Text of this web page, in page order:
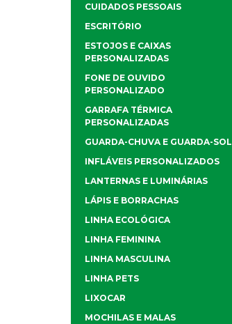
CUIDADOS PESSOAIS
ESCRITÓRIO
ESTOJOS E CAIXAS
PERSONALIZADAS
FONE DE OUVIDO
PERSONALIZADO
GARRAFA TÉRMICA
PERSONALIZADAS
GUARDA-CHUVA E GUARDA-SOL
INFLÁVEIS PERSONALIZADOS
LANTERNAS E LUMINÁRIAS
LÁPIS E BORRACHAS
LINHA ECOLÓGICA
LINHA FEMININA
LINHA MASCULINA
LINHA PETS
LIXOCAR
MOCHILAS E MALAS